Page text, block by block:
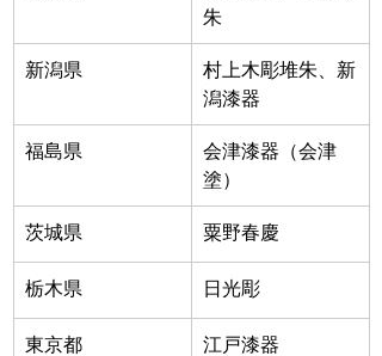
朱
新潟県
村上木彫堆朱、新
潟漆器
福島県
会津漆器（会津
塗）
茨城県 粟野春慶
栃木県 日光彫
東京都 江戸漆器